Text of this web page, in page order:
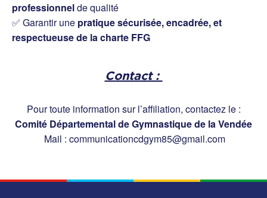
professionnelde qualité
✅ Garantir une pratique sécurisée, encadrée, et
respectueuse de la charte FFG
Contact :
Pour toute information sur l’affiliation, contactez le :
Comité Départemental de Gymnastique de la Vendée
Mail : communicationcdgym85@gmail.com